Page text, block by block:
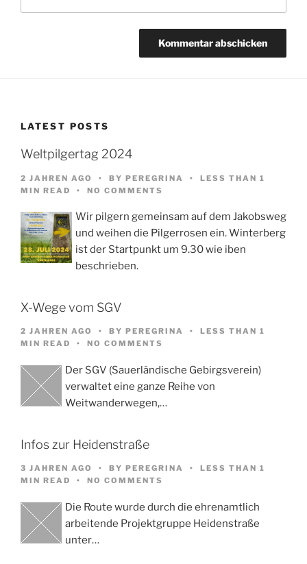
LATEST POSTS
Weltpilgertag 2024
2 JAHREN AGO BY PEREGRINA
LESS THAN 1
MIN READ
NO COMMENTS
Wir pilgern gemeinsam auf dem Jakobsweg
und weihen die Pilgerrosen ein. Winterberg
ist der Startpunkt um 9.30 wie iben
beschrieben.
X-Wege vom SGV
2 JAHREN AGO BY PEREGRINA
LESS THAN 1
MIN READ
NO COMMENTS
Der SGV (Sauerländische Gebirgsverein)
verwaltet eine ganze Reihe von
Weitwanderwegen,…
Infos zur Heidenstraße
3 JAHREN AGO BY PEREGRINA
LESS THAN 1
MIN READ
NO COMMENTS
Die Route wurde durch die ehrenamtlich
arbeitende Projektgruppe Heidenstraße
unter…